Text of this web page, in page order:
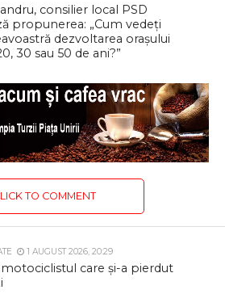
consilier local PSD
propunerea: „Cum vedeți
dezvoltarea orașului
30 sau 50 de ani?”
TO COMMENT
1 AUGUST 2026, 20:29
care și-a pierdut